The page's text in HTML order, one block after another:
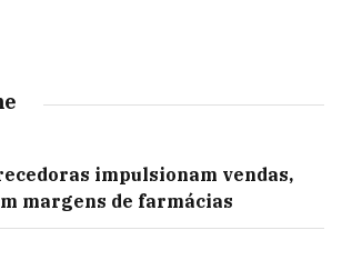
impulsionam vendas,
margens de farmácias